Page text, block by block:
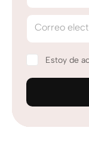
Correo
Estoy de